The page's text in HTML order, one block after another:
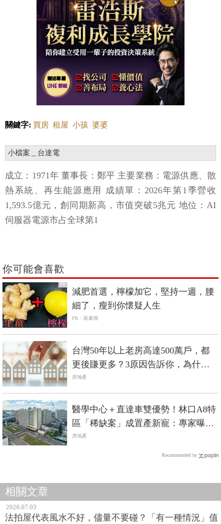
關鍵字: 買房 租屋 小孩 婆婆
小檔案＿台達電
成立：1971年 董事長：鄭平 主要業務：電源供應、散
熱系統、再生能源應用 成績單：2026年第1季營收
1,593.5億元，創同期新高，市值突破5兆元 地位：AI
伺服器電源市占全球第1
你可能會喜歡
PR
減肥首選，檸檬加它，堅持一週，腰
細了，瘦到你懷疑人生
PR・新素簡
台灣50年以上老房高達500萬戶，都
更後賺更多？3原因告訴你，為什麼
都更難如登天
房地產
醫學中心＋直達車雙優勢！林口A8特
區「稀缺案」成置產新寵：專家曝房
價抗跌硬邏輯
房地產
Recommended by
相關文章
2026.07.03
法拍屋代表風水不好，儘量不要碰？「有一種情況」值